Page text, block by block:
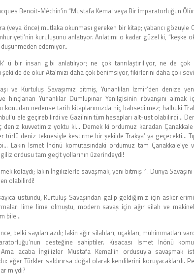
Benoit-Méchin’in “Mustafa Kemal veya Bir İmparatorluğun
(veya önce) mutlaka okunması gereken bir kitap; yabancı gözüyle
kuruluşunu anlatıyor. Anlatımı o kadar güzel ki, “keşke
düşünmeden edemiyor..
ü bir insan gibi anlatılıyor; ne çok tanrılaştırılıyor, ne de
şekilde de okur Ata’mızı daha çok benimsiyor, fikirlerini daha çok
ve Kurtuluş Savaşımız bitmiş, Yunanlıları İzmir’den denize
hınçlanan Yunanlılar Dumlupınar Yenilgisinin rövanşını
konudan nedense tarih kitaplarımızda hiç bahsedilmez; halbuki
ele geçirebilirdi ve Gazi’nin tüm hesapları alt-üst olabilirdi…
deniz kuvvetimiz yoktu ki… Demek ki ordumuz karadan
türlü deniz teknesiyle kestirme bir şekilde Trakya’ ya geçecekti…
Lakin İsmet İnönü komutasındaki ordumuz tam Çanakkale’ye
ordusu tam geçit yollarının üzerindeydi!
kolaydı; lakin İngilizlerle savaşmak, yeni bitmiş 1. Dünya
olabilirdi!
üstündü, Kurtuluş Savaşından galip geldiğimiz için
lime lime olmuştu, modern savaş için ağır silah ve
bile…
belki sayıları azdı; lakin ağır silahları, uçakları, mühimmatları
desteğine sahiptiler. Kısacası İsmet İnönü
Ama acaba İngilizler Mustafa Kemal’in ordusuyla
eğer Türkler saldırırsa doğal olarak kendilerini koruyacaklardı.
mıydı?